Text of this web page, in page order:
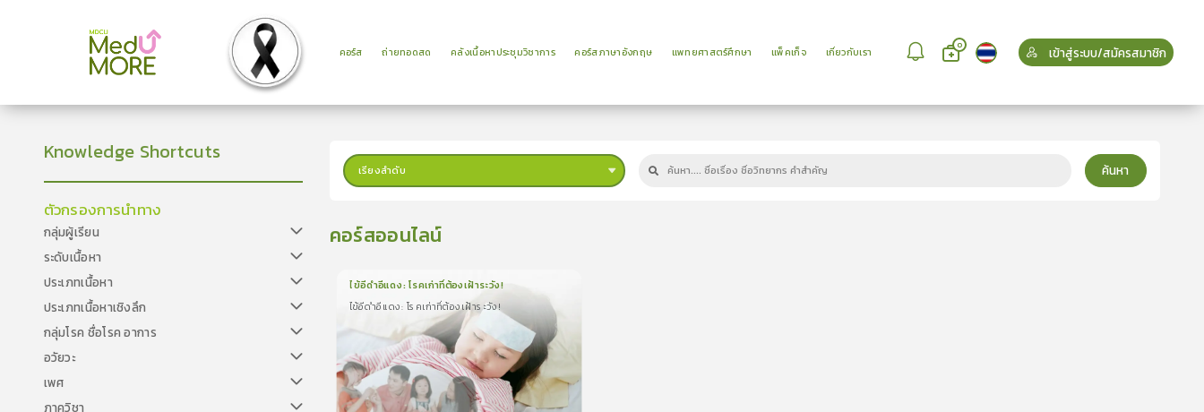
คอร์ส ถ่ายทอดสด คลังเนื้อหาประชุมวิชาการ คอร์สภาษาอังกฤษ แพทยศาสตร์ศึกษา แพ็คเก็จ เกี่ยวกับเรา
0 เข้าสู่ระบบ/สมัครสมาชิก
Knowledge Shortcuts
ตัวกรองการนำทาง
กลุ่มผู้เรียน
ระดับเนื้อหา
ประเภทเนื้อหา
ประเภทเนื้อหาเชิงลึก
กลุ่มโรค ชื่อโรค อาการ
อวัยวะ
เพศ
ภาควิชา
เรียงลำดับ ค้นหา
คอร์สออนไลน์
ไข้อีดำอีแดง: โรคเก่าที่ต้องเฝ้าระวัง!
ไข้อีดำอีแดง: โรคเก่าที่ต้องเฝ้าระวัง!
1 บทเรียน 6นาที
ไข้อีดำอีแดง: โรคเก่าที่ต้องเฝ้าระวัง!
0.0(0ลำดับ